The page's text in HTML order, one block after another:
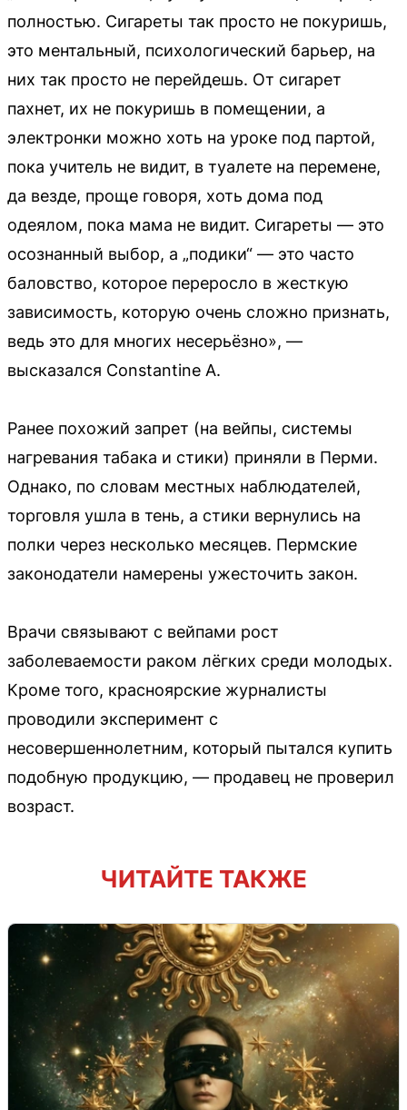
полностью. Сигареты так просто не покуришь,
это ментальный, психологический барьер, на
них так просто не перейдешь. От сигарет
пахнет, их не покуришь в помещении, а
электронки можно хоть на уроке под партой,
пока учитель не видит, в туалете на перемене,
да везде, проще говоря, хоть дома под
одеялом, пока мама не видит. Сигареты — это
осознанный выбор, а „подики“ — это часто
баловство, которое переросло в жесткую
зависимость, которую очень сложно признать,
ведь это для многих несерьёзно», —
высказался Constantine A.
Ранее похожий запрет (на вейпы, системы
нагревания табака и стики) приняли в Перми.
Однако, по словам местных наблюдателей,
торговля ушла в тень, а стики вернулись на
полки через несколько месяцев. Пермские
законодатели намерены ужесточить закон.
Врачи связывают с вейпами рост
заболеваемости раком лёгких среди молодых.
Кроме того, красноярские журналисты
проводили эксперимент с
несовершеннолетним, который пытался купить
подобную продукцию, — продавец не проверил
возраст.
ЧИТАЙТЕ ТАКЖЕ